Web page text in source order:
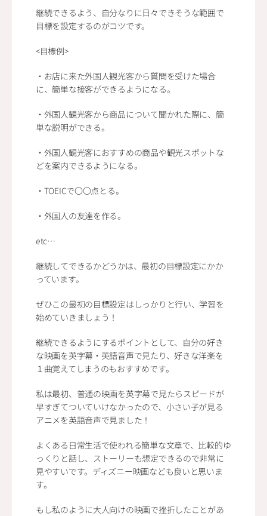
継続できるよう、自分なりに日々できそうな範囲で
目標を設定するのがコツです。
<目標例>
・お店に来た外国人観光客から質問を受けた場合
に、簡単な接客ができるようになる。
・外国人観光客から商品について聞かれた際に、簡
単な説明ができる。
・外国人観光客におすすめの商品や観光スポットな
どを案内できるようになる。
・TOEICで〇〇点とる。
・外国人の友達を作る。
etc…
継続してできるかどうかは、最初の目標設定にかか
っています。
ぜひこの最初の目標設定はしっかりと行い、学習を
始めていきましょう！
継続できるようにするポイントとして、自分の好き
な映画を英字幕・英語音声で見たり、好きな洋楽を
１曲覚えてしまうのもおすすめです。
私は最初、普通の映画を英字幕で見たらスピードが
早すぎてついていけなかったので、小さい子が見る
アニメを英語音声で見ました！
よくある日常生活で使われる簡単な文章で、比較的ゆ
っくりと話し、ストーリーも想定できるので非常に
見やすいです。ディズニー映画なども良いと思いま
す。
もし私のように大人向けの映画で挫折したことがあ